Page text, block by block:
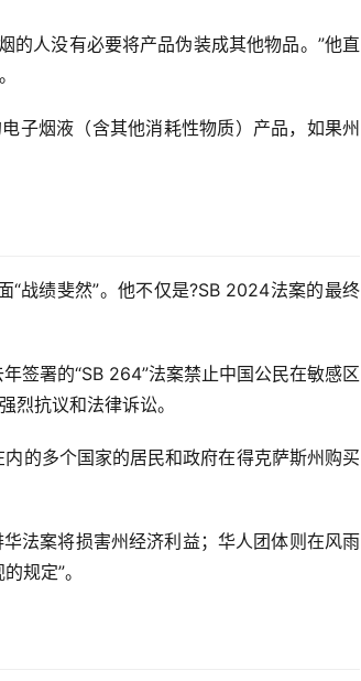
的人没有必要将产品伪装成其他物品。”他直
子烟液（含其他消耗性物质）产品，如果州
“战绩斐然”。他不仅是?SB 2024法案的最终
签署的“SB 264”法案禁止中国公民在敏感区
烈抗议和法律诉讼。
的多个国家的居民和政府在得克萨斯州购买
法案将损害州经济利益；华人团体则在风雨
规定”。